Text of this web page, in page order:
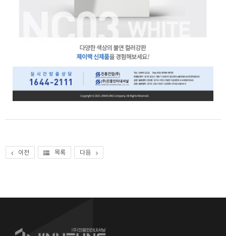
이전 목록 다음